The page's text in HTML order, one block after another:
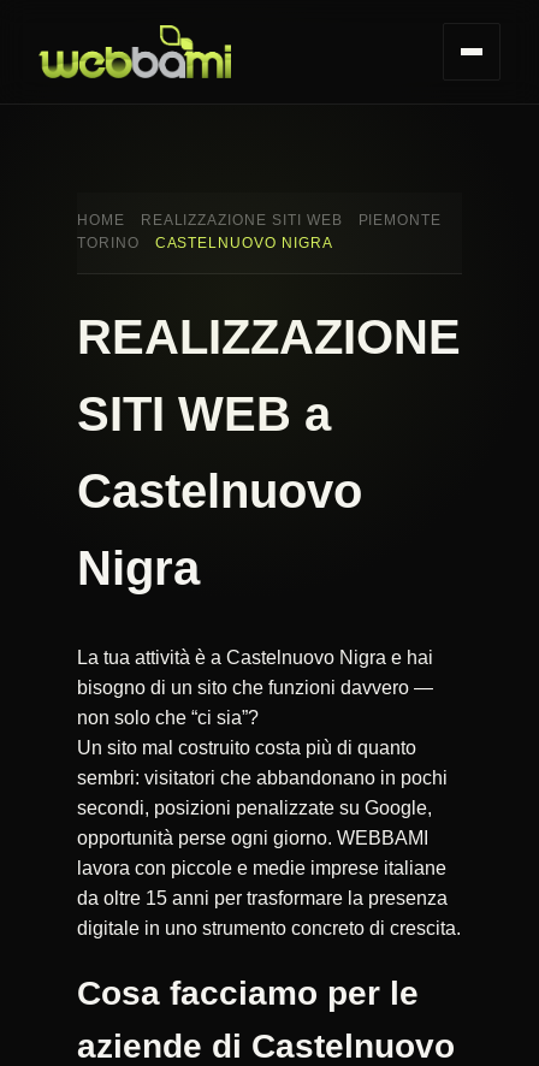
HOME REALIZZAZIONE SITI WEB
PIEMONTE
TORINO
CASTELNUOVO NIGRA
REALIZZAZIONE
SITI WEB a
Castelnuovo
Nigra
La tua attività è a Castelnuovo Nigra e hai
bisogno di un sito che funzioni davvero —
non solo che “ci sia”?
Un sito mal costruito costa più di quanto
sembri: visitatori che abbandonano in pochi
secondi, posizioni penalizzate su Google,
opportunità perse ogni giorno. WEBBAMI
lavora con piccole e medie imprese italiane
da oltre 15 anni per trasformare la presenza
digitale in uno strumento concreto di crescita.
Cosa facciamo per le
aziende di Castelnuovo